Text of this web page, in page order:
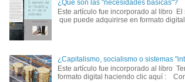
¿Qué son las "necesidades básicas"?
Este artículo fue incorporado al libro
que puede adquirirse en formato
¿Capitalismo, socialismo o sistemas
Este artículo fue incorporado al libro
formato digital haciendo clic aquí :